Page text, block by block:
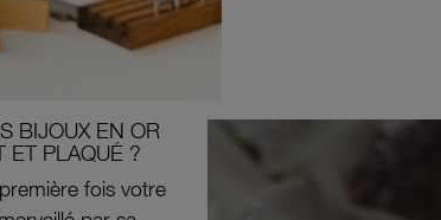
BIJOUX EN OR
ET PLAQUÉ ?
fois votre